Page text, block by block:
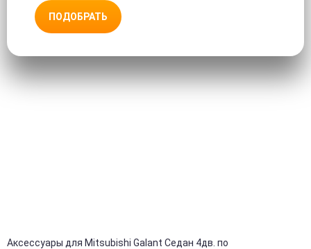
ПОДОБРАТЬ
Аксессуары для Mitsubishi Galant Седан 4дв. по